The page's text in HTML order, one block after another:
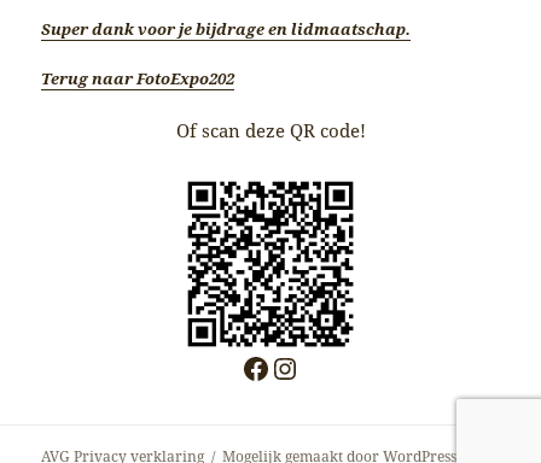
Super dank voor je bijdrage en lidmaatschap.
Terug naar FotoExpo202
Of scan deze QR code!
Facebook
Instagram
AVG Privacy verklaring Mogelijk gemaakt door WordPress